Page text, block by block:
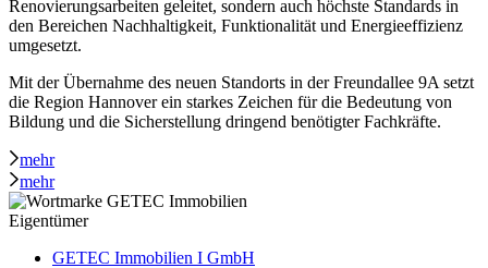
Renovierungsarbeiten geleitet, sondern auch höchste Standards in
den Bereichen Nachhaltigkeit, Funktionalität und Energieeffizienz
umgesetzt.
Mit der Übernahme des neuen Standorts in der Freundallee 9A setzt
die Region Hannover ein starkes Zeichen für die Bedeutung von
Bildung und die Sicherstellung dringend benötigter Fachkräfte.
mehr
mehr
Eigentümer
GETEC Immobilien I GmbH